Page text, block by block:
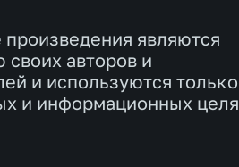
произведения являются
своих авторов и
и используются
и информационных